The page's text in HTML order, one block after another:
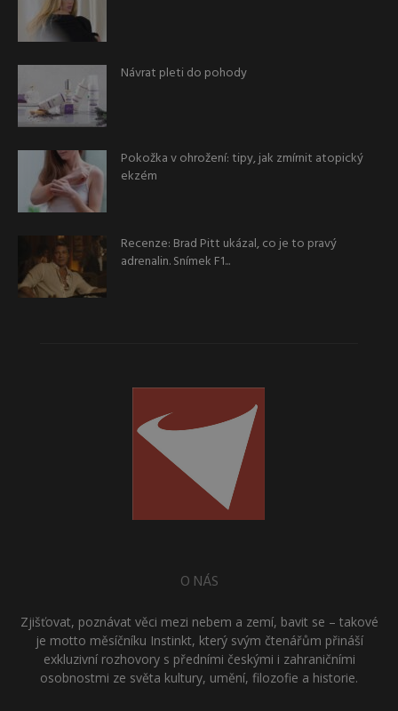
Návrat pleti do pohody
Pokožka v ohrožení: tipy, jak zmírnit atopický
ekzém
Recenze: Brad Pitt ukázal, co je to pravý
adrenalin. Snímek F1...
O NÁS
Zjišťovat, poznávat věci mezi nebem a zemí, bavit se – takové
je motto měsíčníku Instinkt, který svým čtenářům přináší
exkluzivní rozhovory s předními českými i zahraničními
osobnostmi ze světa kultury, umění, filozofie a historie.